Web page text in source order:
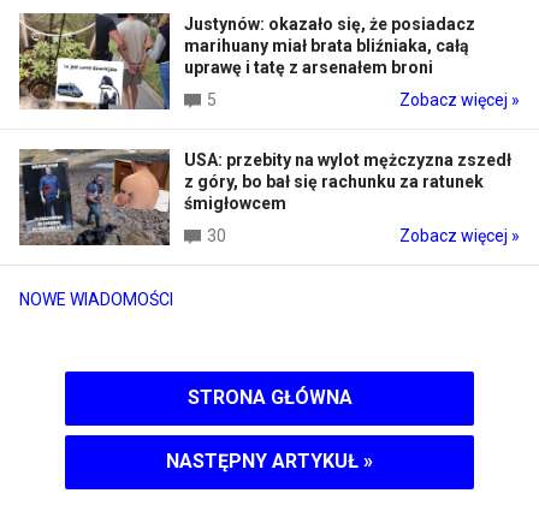
NOWE WIADOMOŚCI
Justynów: okazało się, że posiadacz
marihuany miał brata bliźniaka, całą
uprawę i tatę z arsenałem broni
5
Zobacz więcej »
USA: przebity na wylot mężczyzna zszedł
z góry, bo bał się rachunku za ratunek
śmigłowcem
30
Zobacz więcej »
STRONA GŁÓWNA
NASTĘPNY ARTYKUŁ »